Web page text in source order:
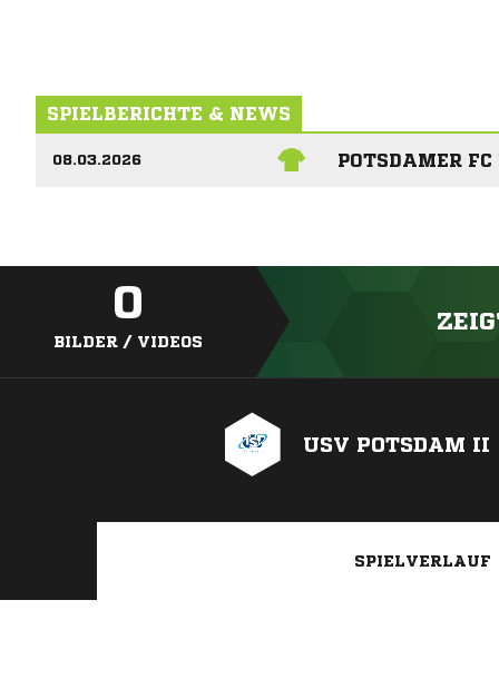
SPIELBERICHTE & NEWS
08.03.2026 POTSDAMER
0
BILDER / VIDEOS
USV POTSDAM II
SPIELVERLAUF